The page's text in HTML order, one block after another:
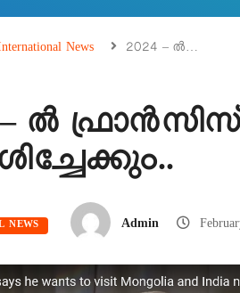
News 2024 – ൽ…
ൽ
NEWS Admin